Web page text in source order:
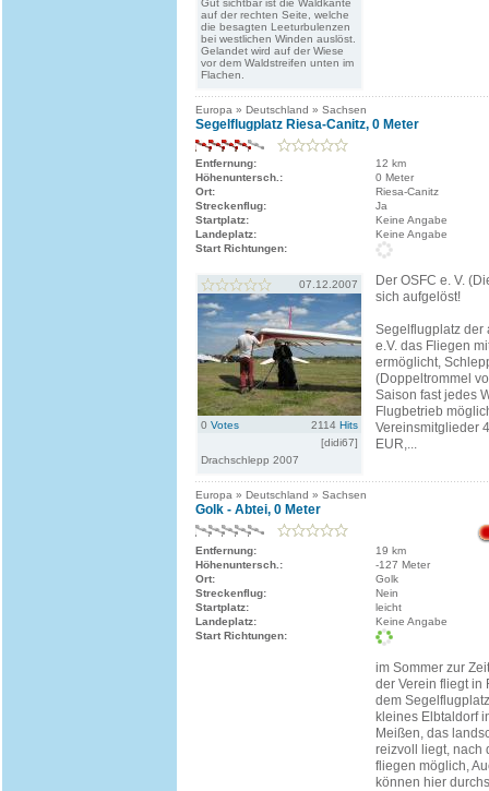
Gut sichtbar ist die Waldkante
auf der rechten Seite, welche
die besagten Leeturbulenzen
bei westlichen Winden auslöst.
Gelandet wird auf der Wiese
vor dem Waldstreifen unten im
Flachen.
Europa » Deutschland » Sachsen
Segelflugplatz Riesa-Canitz, 0 Meter
Entfernung:
12 km
Höhenuntersch.:
0 Meter
Ort:
Riesa-Canitz
Streckenflug:
Ja
Startplatz:
Keine Angabe
Landeplatz:
Keine Angabe
Start Richtungen:
07.12.2007
0 Votes 2114 Hits
[didi67]
Drachschlepp 2007
Der OSFC e. V.
sich aufgelöst!
Segelflugplatz der
e.V. das Fliegen
ermöglicht,
(Doppeltrommel
Saison fast jedes
Flugbetrieb
Vereinsmitglieder
EUR,...
Europa » Deutschland » Sachsen
Golk - Abtei, 0 Meter
Entfernung:
19 km
Höhenuntersch.:
-127 Meter
Ort:
Golk
Streckenflug:
Nein
Startplatz:
leicht
Landeplatz:
Keine Angabe
Start Richtungen:
im Sommer zur
der Verein fliegt in
dem
kleines Elbtaldorf
Meißen, das
reizvoll liegt, nach
fliegen möglich,
können hier